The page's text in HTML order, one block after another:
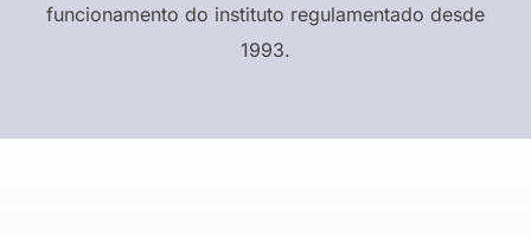
funcionamento do instituto regulamentado desde
1993.